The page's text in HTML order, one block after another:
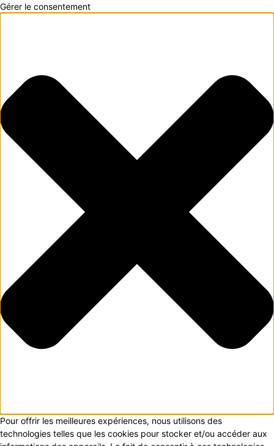
Gérer le consentement
Pour offrir les meilleures expériences, nous utilisons des
technologies telles que les cookies pour stocker et/ou accéder aux